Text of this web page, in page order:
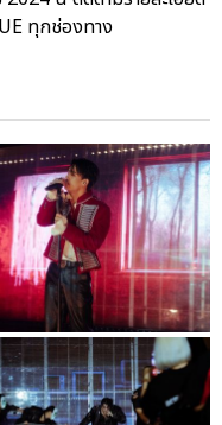
ทุกช่องทาง